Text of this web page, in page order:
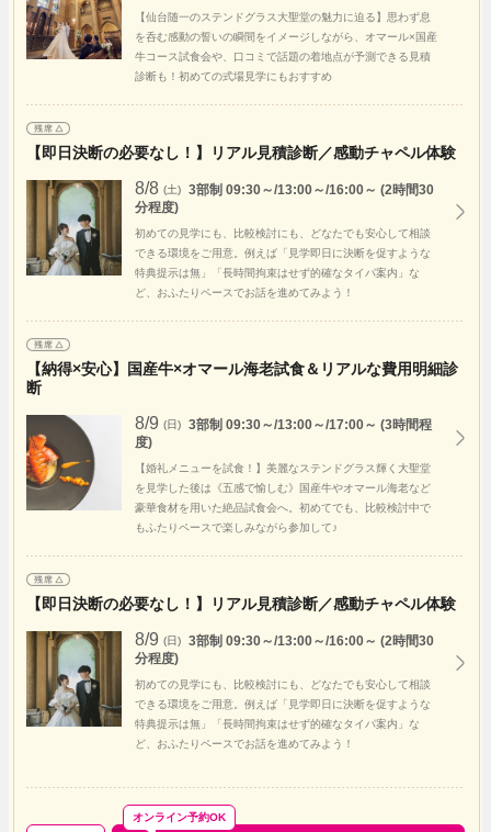
【仙台随一のステンドグラス大聖堂の魅力に迫る】思わず息
を呑む感動の誓いの瞬間をイメージしながら、オマール×国産
牛コース試食会や、口コミで話題の着地点が予測できる見積
診断も！初めての式場見学にもおすすめ
【即日決断の必要なし！】リアル見積診断／感動チャペル体験
8/8 (土)
3部制 09:30～/13:00～/16:00～ (2時間30
分程度)
初めての見学にも、比較検討にも、どなたでも安心して相談
できる環境をご用意。例えば「見学即日に決断を促すような
特典提示は無」「長時間拘束はせず的確なタイパ案内」な
ど、おふたりペースでお話を進めてみよう！
【納得×安心】国産牛×オマール海老試食＆リアルな費用明細診
断
8/9 (日)
3部制 09:30～/13:00～/17:00～ (3時間程
度)
【婚礼メニューを試食！】美麗なステンドグラス輝く大聖堂
を見学した後は《五感で愉しむ》国産牛やオマール海老など
豪華食材を用いた絶品試食会へ。初めてでも、比較検討中で
もふたりペースで楽しみながら参加して♪
【即日決断の必要なし！】リアル見積診断／感動チャペル体験
8/9 (日)
3部制 09:30～/13:00～/16:00～ (2時間30
分程度)
初めての見学にも、比較検討にも、どなたでも安心して相談
できる環境をご用意。例えば「見学即日に決断を促すような
特典提示は無」「長時間拘束はせず的確なタイパ案内」な
ど、おふたりペースでお話を進めてみよう！
オンライン予約OK